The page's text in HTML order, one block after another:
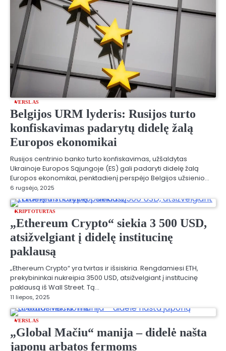
VERSLAS
Belgijos URM lyderis: Rusijos turto
konfiskavimas padarytų didelę žalą
Europos ekonomikai
Rusijos centrinio banko turto konfiskavimas, užšaldytas
Ukrainoje Europos Sąjungoje (ES) gali padaryti didelę žalą
Europos ekonomikai, penktadienį perspėjo Belgijos užsienio…
6 rugsėjo, 2025
KRIPTOTURTAS
„Ethereum Crypto“ siekia 3 500 USD,
atsižvelgiant į didelę institucinę
paklausą
„Ethereum Crypto“ yra tvirtas ir išsiskiria. Rengdamiesi ETH,
prekybininkai nukreipia 3500 USD, atsižvelgiant į institucinę
paklausą iš Wall Street. Tą…
11 liepos, 2025
VERSLAS
„Global Mačiu“ manija – didelė našta
japonų arbatos fermoms